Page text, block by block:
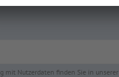
Nutzerdaten finden Sie in unserer